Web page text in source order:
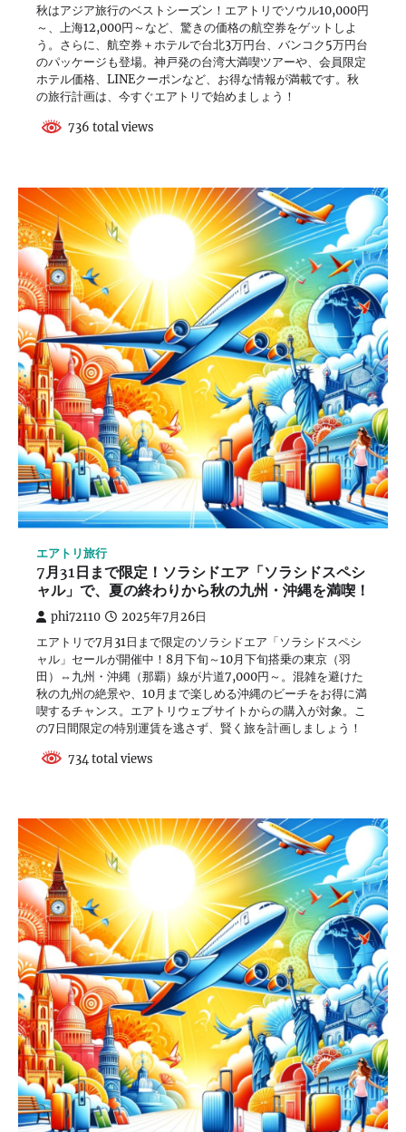
秋はアジア旅行のベストシーズン！エアトリでソウル10,000円
～、上海12,000円～など、驚きの価格の航空券をゲットしよ
う。さらに、航空券＋ホテルで台北3万円台、バンコク5万円台
のパッケージも登場。神戸発の台湾大満喫ツアーや、会員限定
ホテル価格、LINEクーポンなど、お得な情報が満載です。秋
の旅行計画は、今すぐエアトリで始めましょう！
736 total views
エアトリ旅行
7月31日まで限定！ソラシドエア「ソラシドスペシ
ャル」で、夏の終わりから秋の九州・沖縄を満喫！
phi72110 2025年7月26日
エアトリで7月31日まで限定のソラシドエア「ソラシドスペシ
ャル」セールが開催中！8月下旬～10月下旬搭乗の東京（羽
田）⇔九州・沖縄（那覇）線が片道7,000円～。混雑を避けた
秋の九州の絶景や、10月まで楽しめる沖縄のビーチをお得に満
喫するチャンス。エアトリウェブサイトからの購入が対象。こ
の7日間限定の特別運賃を逃さず、賢く旅を計画しましょう！
734 total views